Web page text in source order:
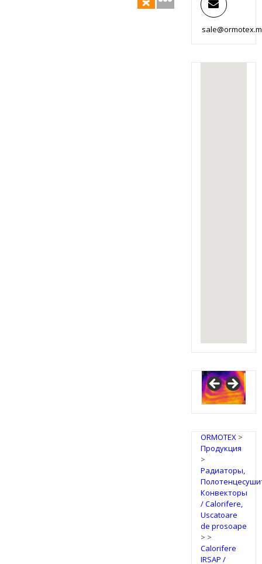
ORMOTEX>
Продукция
>
Радиаторы,
Конвекторы
/ Calorifere,
Uscatoare
de prosoape
> >
Calorifere
IRSAP /